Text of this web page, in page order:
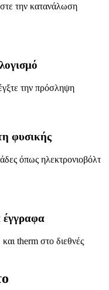
την κατανάλωση
την πρόσληψη
φυσικής
όπως ηλεκτρονιοβόλτ
έγγραφα
therm στο διεθνές